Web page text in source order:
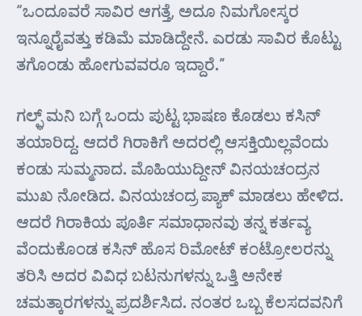
“ಒಂದೂವರೆ ಸಾವಿರ ಆಗತ್ತೆ, ಅದೂ ನಿಮಗೋಸ್ಕರ
ಇನ್ನೂರೈವತ್ತು ಕಡಿಮೆ ಮಾಡಿದ್ದೇನೆ. ಎರಡು ಸಾವಿರ ಕೊಟ್ಟು
ತಗೊಂಡು ಹೋಗುವವರೂ ಇದ್ದಾರೆ.”
ಗಲ್ಫ಼್ ಮನಿ ಬಗ್ಗೆ ಒಂದು ಪುಟ್ಟ ಭಾಷಣ ಕೊಡಲು ಕಸಿನ್
ತಯಾರಿದ್ದ. ಆದರೆ ಗಿರಾಕಿಗೆ ಅದರಲ್ಲಿ ಆಸಕ್ತಿಯಿಲ್ಲವೆಂದು
ಕಂಡು ಸುಮ್ಮನಾದ. ಮೊಹಿಯುದ್ದೀನ್ ವಿನಯಚಂದ್ರನ
ಮುಖ ನೋಡಿದ. ವಿನಯಚಂದ್ರ ಪ್ಯಾಕ್ ಮಾಡಲು ಹೇಳಿದ.
ಆದರೆ ಗಿರಾಕಿಯ ಪೂರ್ತಿ ಸಮಾಧಾನವು ತನ್ನ ಕರ್ತವ್ಯ
ವೆಂದುಕೊಂಡ ಕಸಿನ್ ಹೊಸ ರಿಮೋಟ್ ಕಂಟ್ರೋಲರನ್ನು
ತರಿಸಿ ಅದರ ವಿವಿಧ ಬಟನುಗಳನ್ನು ಒತ್ತಿ ಅನೇಕ
ಚಮತ್ಕಾರಗಳನ್ನು ಪ್ರದರ್ಶಿಸಿದ. ನಂತರ ಒಬ್ಬ ಕೆಲಸದವನಿಗೆ